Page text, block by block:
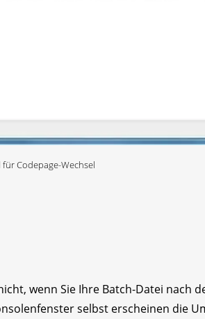
Codepage-Wechsel
wenn Sie Ihre Batch-Datei nach
selbst erscheinen die